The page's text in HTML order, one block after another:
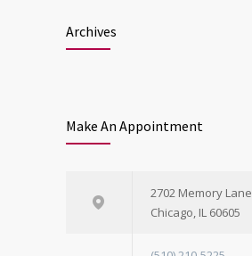
Archives
Make An Appointment
2702 Memory Lane
Chicago, IL 60605